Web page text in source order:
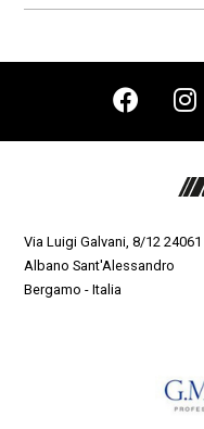
Via Luigi Galvani, 8/12 24061
Albano Sant'Alessandro
Bergamo - Italia